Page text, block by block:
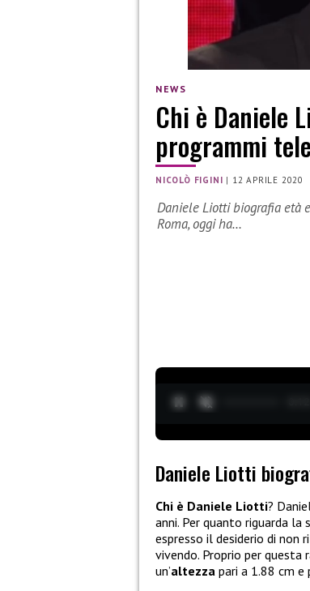
NEWS
Chi è Daniele
programmi
NICOLÒ FIGINI | 12 APRILE 2020
Daniele Liotti biografia età
Roma, oggi ha…
Daniele Liotti
Chi è Daniele Liotti?
anni. Per quanto riguarda la
espresso il desiderio di
vivendo. Proprio per questa
un’altezza pari a 1.88 cm e